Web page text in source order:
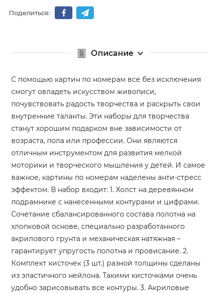
Поделиться:
Описание
С помощью картин по номерам все без исключения
смогут овладеть искусством живописи,
почувствовать радость творчества и раскрыть свои
внутренние таланты. Эти наборы для творчества
станут хорошим подарком вне зависимости от
возраста, пола или профессии. Они являются
отличным инструментом для развития мелкой
моторики и творческого мышления у детей. И самое
важное, картины по номерам наделены анти-стресс
эффектом. В набор входит: 1. Холст на деревянном
подрамнике с нанесенными контурами и цифрами.
Сочетание сбалансированного состава полотна на
хлопковой основе, специально разработанного
акрилового грунта и механическая натяжная –
гарантирует упругость полотна и провисание. 2.
Комплект кисточек (3 шт.) разной толщины сделаны
из эластичного нейлона. Такими кисточками очень
удобно зарисовывать все контуры. 3. Акриловые